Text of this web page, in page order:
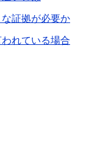
証拠が必要か
れている場合